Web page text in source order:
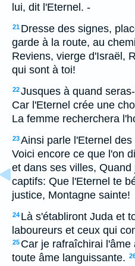
lui, dit l'Eternel. -
21 Dresse des signes,
garde à la route, au
Reviens, vierge d'Israël,
qui sont à toi!
22Jusques à quand
Car l'Eternel crée une
La femme recherchera
23Ainsi parle l'Eternel
Voici encore ce que l'on
et dans ses villes,
captifs: Que l'Eternel te
justice, Montagne sainte!
24 Là s'établiront Juda et
laboureurs et ceux qui
25 Car je rafraîchirai
toute âme languissante.